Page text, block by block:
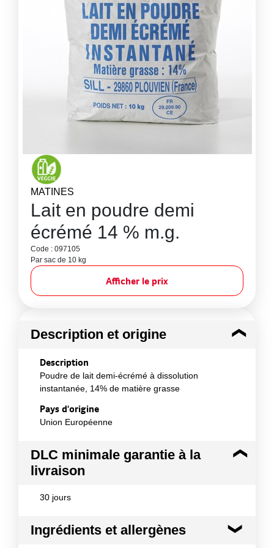
MATINES
Lait en poudre demi
écrémé 14 % m.g.
Code : 097105
Par sac de 10 kg
Afficher le prix
Description et origine
Description
Poudre de lait demi-écrémé à dissolution
instantanée, 14% de matière grasse
Pays d'origine
Union Européenne
DLC minimale garantie à la
livraison
30 jours
Ingrédients et allergènes